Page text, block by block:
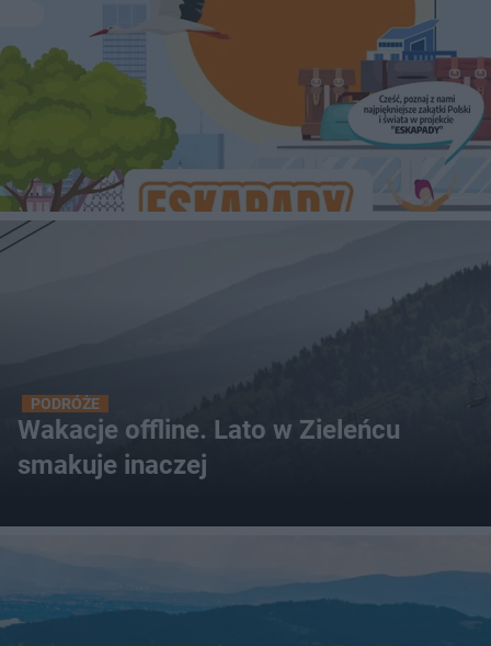
PODRÓŻE
Wakacje offline. Lato w Zieleńcu
smakuje inaczej